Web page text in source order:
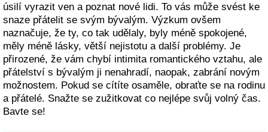
úsilí vyrazit ven a poznat nové lidi. To vás může svést ke
snaze přátelit se svým bývalým. Výzkum ovšem
naznačuje, že ty, co tak udělaly, byly méně spokojené,
měly méně lásky, větší nejistotu a další problémy. Je
přirozené, že vám chybí intimita romantického vztahu, ale
přátelství s bývalým ji nenahradí, naopak, zabrání novým
možnostem. Pokud se cítíte osaměle, obraťte se na rodinu
a přátelé. Snažte se zužitkovat co nejlépe svůj volný čas.
Bavte se!